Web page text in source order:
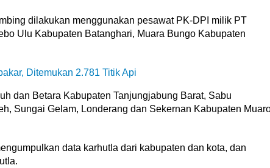
dilakukan menggunakan pesawat PK-DPI milik PT
Ulu Kabupaten Batanghari, Muara Bungo Kabupaten
Ditemukan 2.781 Titik Api
dan Betara Kabupaten Tanjungjabung Barat, Sabu
Sungai Gelam, Londerang dan Sekernan Kabupaten
data karhutla dari kabupaten dan kota, dan